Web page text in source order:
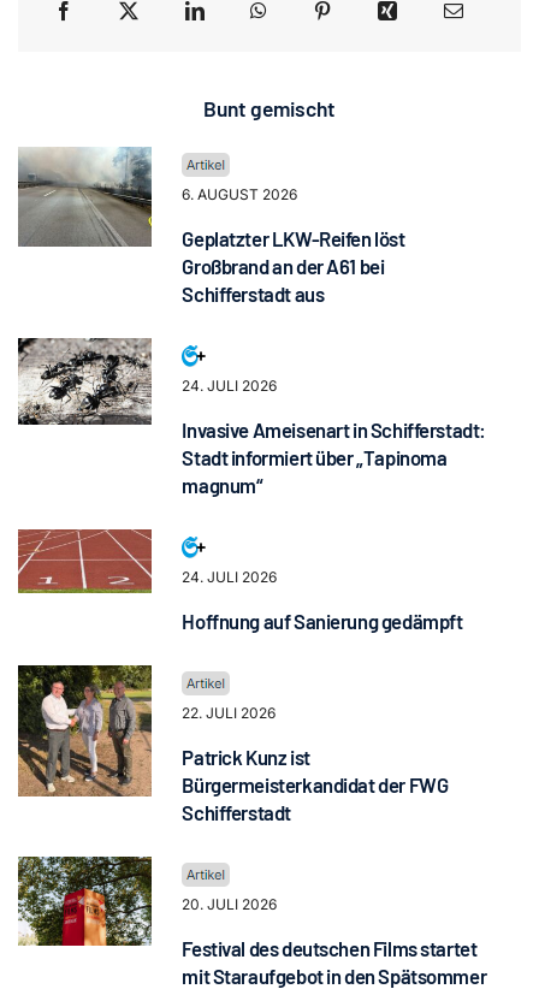
Bunt gemischt
6. AUGUST 2026
Geplatzter LKW-Reifen löst
Großbrand an der A61 bei
Schifferstadt aus
24. JULI 2026
Invasive Ameisenart in Schifferstadt:
Stadt informiert über „Tapinoma
magnum“
24. JULI 2026
Hoffnung auf Sanierung gedämpft
22. JULI 2026
Patrick Kunz ist
Bürgermeisterkandidat der FWG
Schifferstadt
20. JULI 2026
Festival des deutschen Films startet
mit Staraufgebot in den Spätsommer